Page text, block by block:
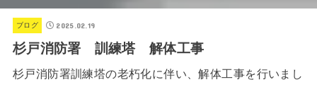
ブログ 2025.02.19
杉戸消防署 訓練塔 解体工事
杉戸消防署訓練塔の老朽化に伴い、解体工事を行いまし